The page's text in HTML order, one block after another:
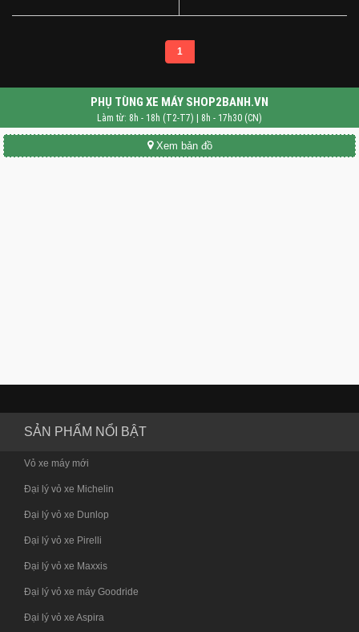
1
PHỤ TÙNG XE MÁY SHOP2BANH.VN
Làm từ: 8h - 18h (T2-T7) | 8h - 17h30 (CN)
Xem bản đồ
SẢN PHẨM NỔI BẬT
Vỏ xe máy mới
Đại lý vỏ xe Michelin
Đại lý vỏ xe Dunlop
Đại lý vỏ xe Pirelli
Đại lý vỏ xe Maxxis
Đại lý vỏ xe máy Goodride
Đại lý vỏ xe Aspira